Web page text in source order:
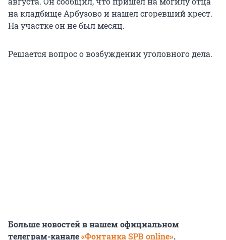
на кладбище Арбузово и нашел сгоревший крест.
На участке он не был месяц.
Решается вопрос о возбуждении уголовного дела.
Больше новостей в нашем официальном
телеграм-канале«Фонтанка SPB online».